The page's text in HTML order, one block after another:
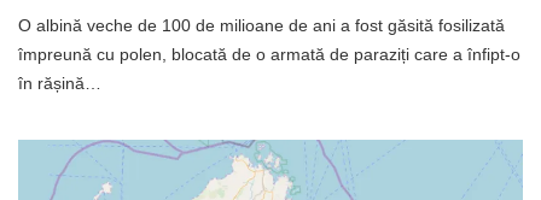
O albină veche de 100 de milioane de ani a fost găsită fosilizată
împreună cu polen, blocată de o armată de paraziți care a înfipt-o
în rășină…